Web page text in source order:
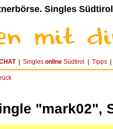
Singles
| Singles online Südtirol Tipps
"mark02",